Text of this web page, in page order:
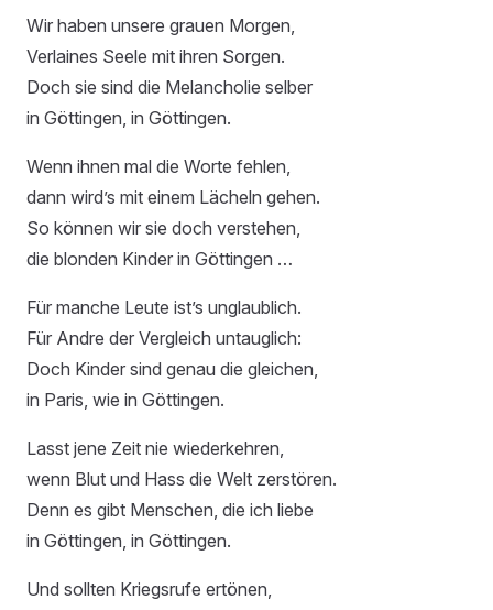
Wir haben unsere grauen Morgen,
Verlaines Seele mit ihren Sorgen.
Doch sie sind die Melancholie selber
in Göttingen, in Göttingen.
Wenn ihnen mal die Worte fehlen,
dann wird’s mit einem Lächeln gehen.
So können wir sie doch verstehen,
die blonden Kinder in Göttingen …
Für manche Leute ist’s unglaublich.
Für Andre der Vergleich untauglich:
Doch Kinder sind genau die gleichen,
in Paris, wie in Göttingen.
Lasst jene Zeit nie wiederkehren,
wenn Blut und Hass die Welt zerstören.
Denn es gibt Menschen, die ich liebe
in Göttingen, in Göttingen.
Und sollten Kriegsrufe ertönen,